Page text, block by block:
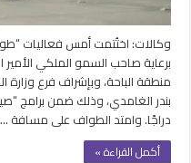
وكالات: اختُتمت أمس فعاليات
برعاية صاحب السمو الملكي الأمير
منطقة الباحة، وبإشراف فرع وزارة
دراجًا. وامتد الطواف على مسافة …
أكمل القراءة »